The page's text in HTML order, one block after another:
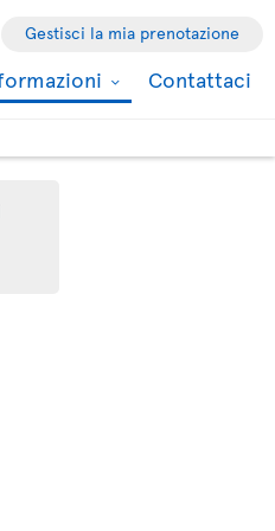
Gestisci la mia prenotazione
Contattaci